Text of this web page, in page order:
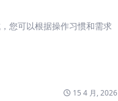
您可以根据操作习惯和需求
15 4 月, 2026